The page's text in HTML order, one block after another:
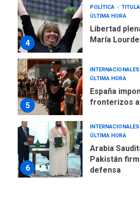
4
POLÍTICA
ÚLTIMA HORA
Libertad
María
5
INTERNACIONALES
ÚLTIMA HORA
España
fronterizos a
6
INTERNACIONALES
ÚLTIMA HORA
Arabia
Pakistán
defensa